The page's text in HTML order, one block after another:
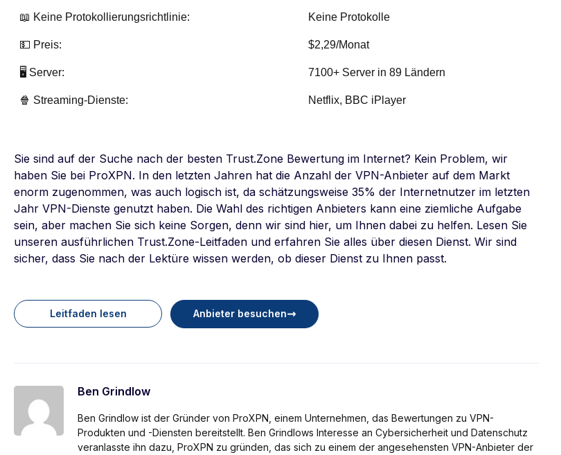
📖 Keine Protokollierungsrichtlinie: Keine Protokolle
💵 Preis: $2,29/Monat
🖥️ Server: 7100+ Server in 89 Ländern
🍿 Streaming-Dienste: Netflix, BBC iPlayer
Sie sind auf der Suche nach der besten Trust.Zone Bewertung im Internet? Kein Problem, wir
haben Sie bei ProXPN. In den letzten Jahren hat die Anzahl der VPN-Anbieter auf dem Markt
enorm zugenommen, was auch logisch ist, da schätzungsweise 35% der Internetnutzer im letzten
Jahr VPN-Dienste genutzt haben. Die Wahl des richtigen Anbieters kann eine ziemliche Aufgabe
sein, aber machen Sie sich keine Sorgen, denn wir sind hier, um Ihnen dabei zu helfen. Lesen Sie
unseren ausführlichen Trust.Zone-Leitfaden und erfahren Sie alles über diesen Dienst. Wir sind
sicher, dass Sie nach der Lektüre wissen werden, ob dieser Dienst zu Ihnen passt.
Leitfaden lesen Anbieter besuchen
Ben Grindlow
Ben Grindlow ist der Gründer von ProXPN, einem Unternehmen, das Bewertungen zu VPN-
Produkten und -Diensten bereitstellt. Ben Grindlows Interesse an Cybersicherheit und Datenschutz
veranlasste ihn dazu, ProXPN zu gründen, das sich zu einem der angesehensten VPN-Anbieter der